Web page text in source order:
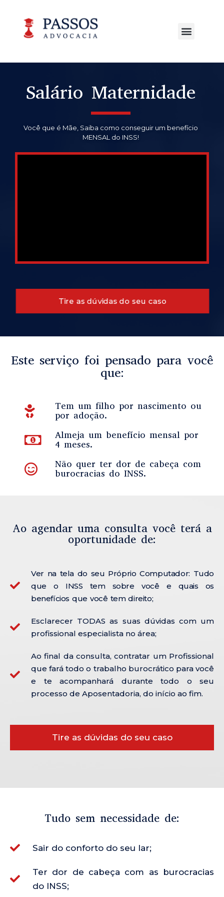
Salário Maternidade
Você que é Mãe, Saiba como conseguir um benefício
MENSAL do INSS!
Tire as dúvidas do seu caso
Este serviço foi pensado para você
que:
Tem um filho por nascimento ou
por adoção.
Almeja um benefício mensal por
4 meses.
Não quer ter dor de cabeça com
burocracias do INSS.
Ao agendar uma consulta você terá a
oportunidade de:
Ver na tela do seu Próprio Computador: Tudo
que o INSS tem sobre você e quais os
benefícios que você tem direito;
Esclarecer TODAS as suas dúvidas com um
profissional especialista no área;
Ao final da consulta, contratar um Profissional
que fará todo o trabalho burocrático para você
e te acompanhará durante todo o seu
processo de Aposentadoria, do início ao fim.
Tire as dúvidas do seu caso
Tudo sem necessidade de:
Sair do conforto do seu lar;
Ter dor de cabeça com as burocracias
do INSS;